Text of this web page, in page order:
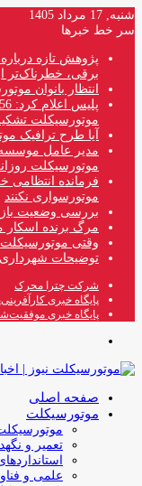
شنبه, 17 مرداد 1405
سر خط خبرها
پژوهش تازه
برقی، خطرناک‌تر
انتظار بانوان
موتورسیکلت
آیا طرح ترافیک
مدیر عامل موسسه
موتورسیکلت
فرمانده انتظامی
موتورسواری نکنند
بررسی وضعیت
مرگ برنده
وقتی
توضیحات شهرداری
شرکت چترا محرک
پایگاه خبری
پایگاه خبری
صفحه اصلی
موتورسیکلت
تعمیر و
علمی و